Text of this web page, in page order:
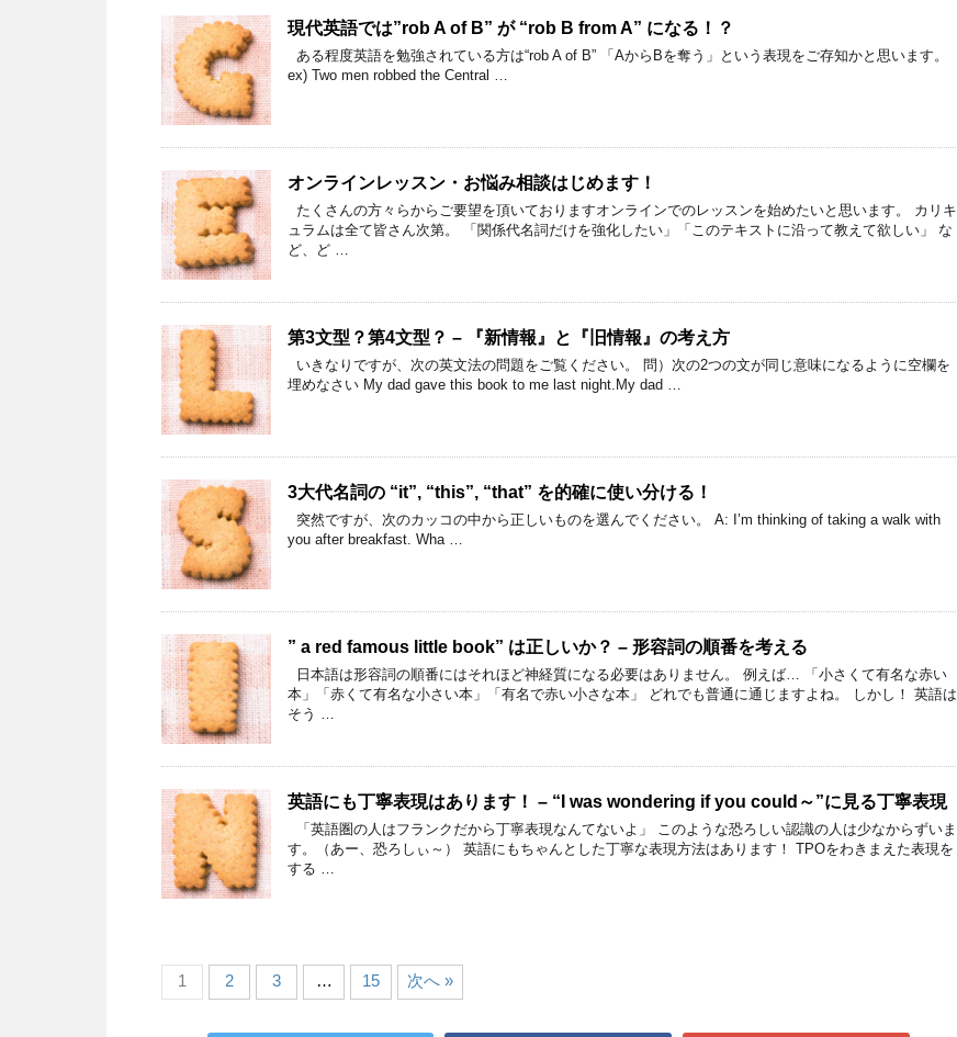
現代英語では”rob A of B” が “rob B from A” になる！？
ある程度英語を勉強されている方は“rob A of B” 「AからBを奪う」という表現をご存知かと思います。
ex) Two men robbed the Central …
オンラインレッスン・お悩み相談はじめます！
たくさんの方々らからご要望を頂いておりますオンラインでのレッスンを始めたいと思います。 カリキ
ュラムは全て皆さん次第。 「関係代名詞だけを強化したい」「このテキストに沿って教えて欲しい」 な
ど、ど …
第3文型？第4文型？ – 『新情報』と『旧情報』の考え方
いきなりですが、次の英文法の問題をご覧ください。 問）次の2つの文が同じ意味になるように空欄を
埋めなさい My dad gave this book to me last night.My dad …
3大代名詞の “it”, “this”, “that” を的確に使い分ける！
突然ですが、次のカッコの中から正しいものを選んでください。 A: I’m thinking of taking a walk with
you after breakfast. Wha …
” a red famous little book” は正しいか？ – 形容詞の順番を考える
日本語は形容詞の順番にはそれほど神経質になる必要はありません。 例えば… 「小さくて有名な赤い
本」「赤くて有名な小さい本」「有名で赤い小さな本」 どれでも普通に通じますよね。 しかし！ 英語は
そう …
英語にも丁寧表現はあります！ – “I was wondering if you could～”に見る丁寧表現
「英語圏の人はフランクだから丁寧表現なんてないよ」 このような恐ろしい認識の人は少なからずいま
す。（あー、恐ろしぃ～） 英語にもちゃんとした丁寧な表現方法はあります！ TPOをわきまえた表現を
する …
1 2 3 … 15 次へ »